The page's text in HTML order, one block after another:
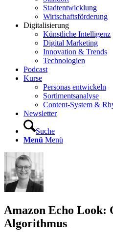
Stadtentwicklung
Wirtschaftsförderung
Digitalisierung
Künstliche Intelligenz
Digital Marketing
Innovation & Trends
Technologien
Podcast
Kurse
Personas entwickeln
Sortimentsanalyse
Content-System &
Newsletter
Suche
Menü Menü
Amazon Echo Look:
Algorithmus